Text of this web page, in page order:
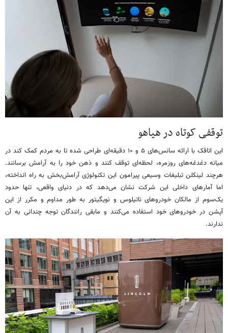
توقفی کوتاه در هیاهو
این اتاقک با ارائه سانس‌های ۵ و ۱۰ دقیقه‌ای طراحی شده تا به مردم کمک کند در
میانه دغدغه‌های روزمره، لحظه‌ای توقف کنند و ذهن خود را به آرامش برسانند.
هرچند لینکلن تبلیغات وسیعی پیرامون این تکنولوژی آرامش‌بخش به راه انداخته،
اما آمارهای داخلی این شرکت نشان می‌دهد که در دنیای واقعی، تنها حدود
یک‌سوم از مالکان خودروهای ناتیلوس و نویگیتور به طور مداوم و مکرر از این
آپشن در خودروهای خود استفاده می‌کنند و مابقی رانندگان توجه چندانی به آن
ندارند.